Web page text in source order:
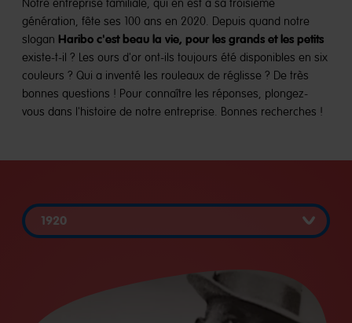
Notre entreprise familiale, qui en est à sa troisième
génération, fête ses 100 ans en 2020. Depuis quand notre
slogan Haribo c'est beau la vie, pour les grands et les petits
existe-t-il ? Les ours d'or ont-ils toujours été disponibles en six
couleurs ? Qui a inventé les rouleaux de réglisse ? De très
bonnes questions ! Pour connaître les réponses, plongez-
vous dans l'histoire de notre entreprise. Bonnes recherches !